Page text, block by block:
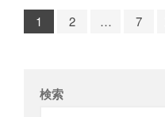
1 2 … 7
検索